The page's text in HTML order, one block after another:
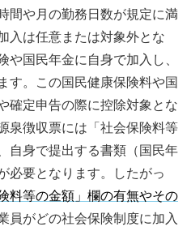
間や月の勤務日数が規定に満
入は任意または対象外とな
や国民年金に自身で加入し、
す。この国民健康保険料や国
確定申告の際に控除対象とな
泉徴収票には「社会保険料等
自身で提出する書類（国民年
必要となります。したがっ
料等の金額」欄の有無やその
員がどの社会保険制度に加入